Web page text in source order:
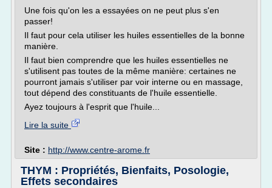
Une fois qu'on les a essayées on ne peut plus s'en
passer!
Il faut pour cela utiliser les huiles essentielles de la bonne
manière.
Il faut bien comprendre que les huiles essentielles ne
s'utilisent pas toutes de la même manière: certaines ne
pourront jamais s'utiliser par voir interne ou en massage,
tout dépend des constituants de l'huile essentielle.
Ayez toujours à l'esprit que l'huile...
Lire la suite
Site : http://www.centre-arome.fr
THYM : Propriétés, Bienfaits, Posologie,
Effets secondaires